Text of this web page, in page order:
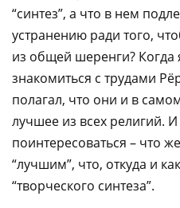
“синтез”, а что в нем
устранению ради того,
из общей шеренги? Когда
знакомиться с трудами
полагал, что они и в
лучшее из всех религий.
поинтересоваться – что
“лучшим”, что, откуда и
“творческого синтеза”.